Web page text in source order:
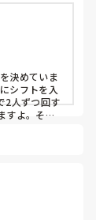
日だけピッ
で代わりの
います。
決めていま
シフトを入
2人ずつ回す
すよ。その